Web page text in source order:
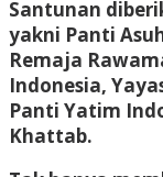
Santunan
yakni Panti
Remaja
Indonesia,
Panti Yatim
Khattab.